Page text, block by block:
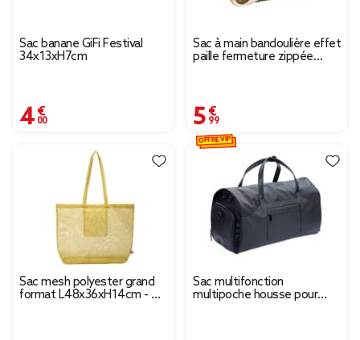
Sac banane GiFi Festival
34x13xH7cm
4,00 €
Sac à main bandoulière effet
paille fermeture zippée
5,99 €
Sac mesh polyester grand
format L48x36xH14cm - 4
Sac multifonction
multipoche housse pour
OFFRE VIP